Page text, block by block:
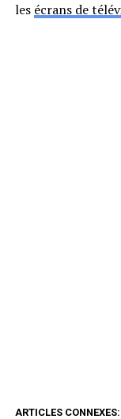
les écrans de
ARTICLES CONNEXES: